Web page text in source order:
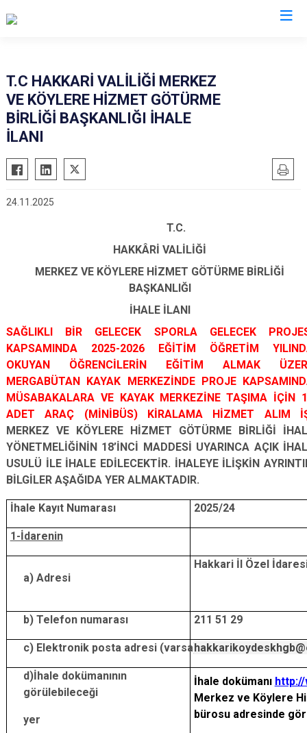
Çukurca
Şemdinli
Derecik
T.C HAKKARİ VALİLİĞİ MERKEZ
VE KÖYLERE HİZMET GÖTÜRME
BİRLİĞİ BAŞKANLIĞI İHALE
İLANI
24.11.2025
T.C.
HAKKÂRİ VALİLİĞİ
MERKEZ VE KÖYLERE HİZMET GÖTÜRME BİRLİĞİ
BAŞKANLIĞI
İHALE İLANI
SAĞLIKLI BİR GELECEK SPORLA GELECEK
KAPSAMINDA 2025-2026 EĞİTİM ÖĞRETİM
OKUYAN ÖĞRENCİLERİN EĞİTİM ALMAK
MERGABÜTAN KAYAK MERKEZİNDE PROJE
MÜSABAKALARA VE KAYAK MERKEZİNE TAŞIMA İÇİN
ADET ARAÇ (MİNİBÜS) KİRALAMA HİZMET ALIM
MERKEZ VE KÖYLERE HİZMET GÖTÜRME BİRLİĞİ
YÖNETMELİĞİNİN 18’İNCİ MADDESİ UYARINCA AÇIK
USULÜ İLE İHALE EDİLECEKTİR. İHALEYE İLİŞKİN
BİLGİLER AŞAĞIDA YER ALMAKTADIR.
İhale Kayıt Numarası 2025/24
1-İdarenin
a) Adresi
Hakkari İl Özel
b) Telefon numarası 211 51 29
c) Elektronik posta adresi (varsa)
d)İhale dokümanının
görülebileceği
yer
İhale dokümanı
Merkez ve Köylere
bürosu adresinde